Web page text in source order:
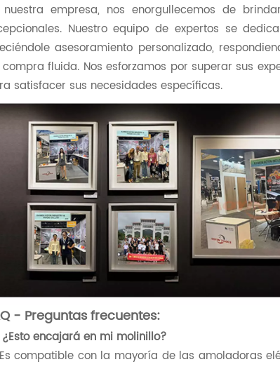
nuestra empresa, nos enorgullecemos de
Nuestro equipo de expertos se
asesoramiento personalizado,
fluida. Nos esforzamos por superar sus
satisfacer sus necesidades específicas.
- Preguntas frecuentes:
¿Esto encajará en mi molinillo?
compatible con la mayoría de las amoladoras